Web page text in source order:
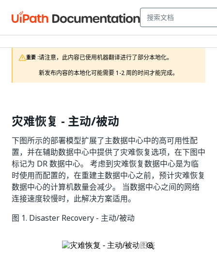
重要 :请注意，此内容已使用机器翻译进行了部分本地化。
新发布内容的本地化可能需要 1-2 周的时间才能完成。
灾难恢复 - 主动/被动
下图所示的部署模型扩展了主数据中心中的高可用性配
置，并在辅助数据中心中提供了灾难恢复选项，在下图中
标记为 DR 数据中心。 考虑到灾难恢复数据中心是为临
时使用而配置的，在重建主数据中心之前，预计灾难恢复
数据中心的计算机数量会减少。 当数据中心之间的网络
连接速度较慢时，此解决方案适用。
图 1. Disaster Recovery - 主动/被动